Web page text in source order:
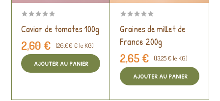
Caviar de tomates 100g
2,60 € (26,00 € le KG)
AJOUTER AU PANIER
Graines de millet de
France 200g
2,65 € (13,25 € le KG)
AJOUTER AU PANIER